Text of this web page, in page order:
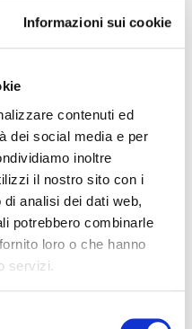
Informazioni sui cookie
contenuti ed
dei social media e per
inoltre
il nostro sito con i
analisi dei dati web,
potrebbero combinarle
loro o che hanno
servizi.
la qualità di
passo con le tendenze
a denominazione,
è necessario adottare
emergere i propri
di
di fasce per
innovazione ed elevata
(umidità e basse
lo 0521-673143,